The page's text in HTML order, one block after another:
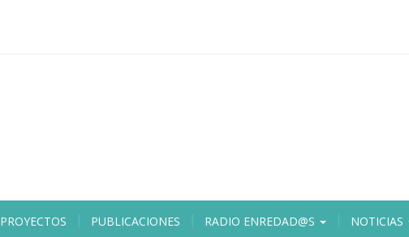
PROYECTOS PUBLICACIONES RADIO ENREDAD@S NOTICIAS